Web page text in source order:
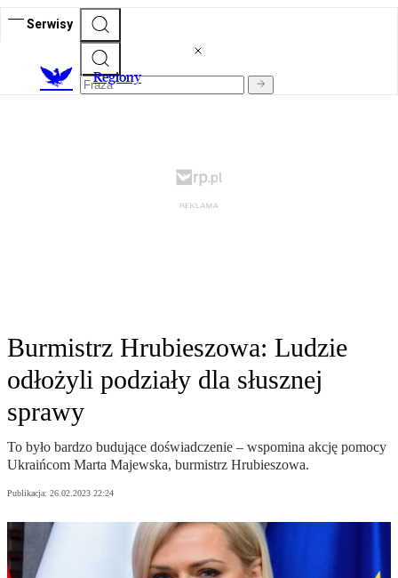
Serwisy
Regiony
Burmistrz Hrubieszowa: Ludzie
odłożyli podziały dla słusznej
sprawy
To było bardzo budujące doświadczenie – wspomina akcję pomocy
Ukraińcom Marta Majewska, burmistrz Hrubieszowa.
Publikacja: 26.02.2023 22:24